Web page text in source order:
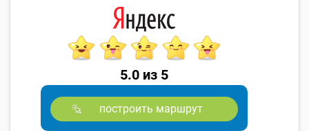
5.0 из 5
построить маршрут